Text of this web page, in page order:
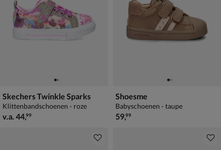
Skechers Twinkle Sparks
Klittenbandschoenen - roze
vanaf € 44,99
v.a. 44,99
Shoesme
Babyschoenen - taupe
€ 59,99
59,99